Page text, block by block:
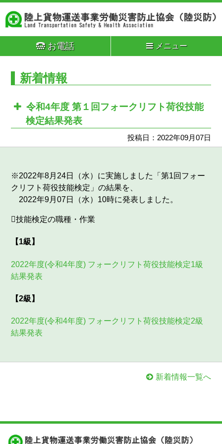
お電話 メニュー
新着情報
令和4年度 第１回フォークリフト荷役技能
検定結果発表
投稿日：2022年09月07日
※2022年8月24日（水）に実施しました「第1回フォー
クリフト荷役技能検定」の結果を、
2022年9月07日（水）10時に発表しました。
技能検定の職種・作業
【1級】
2022年度(令和4年度) フォークリフト荷役技能検定1級
結果発表
【2級】
2022年度(令和4年度) フォークリフト荷役技能検定2級
結果発表
新着情報一覧へ